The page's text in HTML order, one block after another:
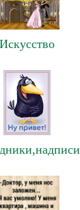
Искусство